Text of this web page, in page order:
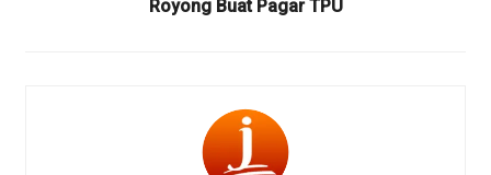
Royong Buat Pagar TPU